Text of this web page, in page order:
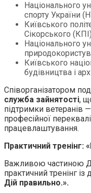
Національного
спорту України
Київського
Сікорського
Національного
Київського
будівництва і
Співорганізатором
служба зайнятості,
підтримки ветеранів
професійної
працевлаштування.
Практичний тренінг:
Важливою частиною
практичний тренінг
Дій правильно.».